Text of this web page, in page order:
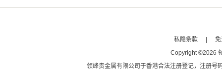
私隐条款 |
Copyright ©2026
领峰贵金属有限公司于香港合法注册登记，注册号